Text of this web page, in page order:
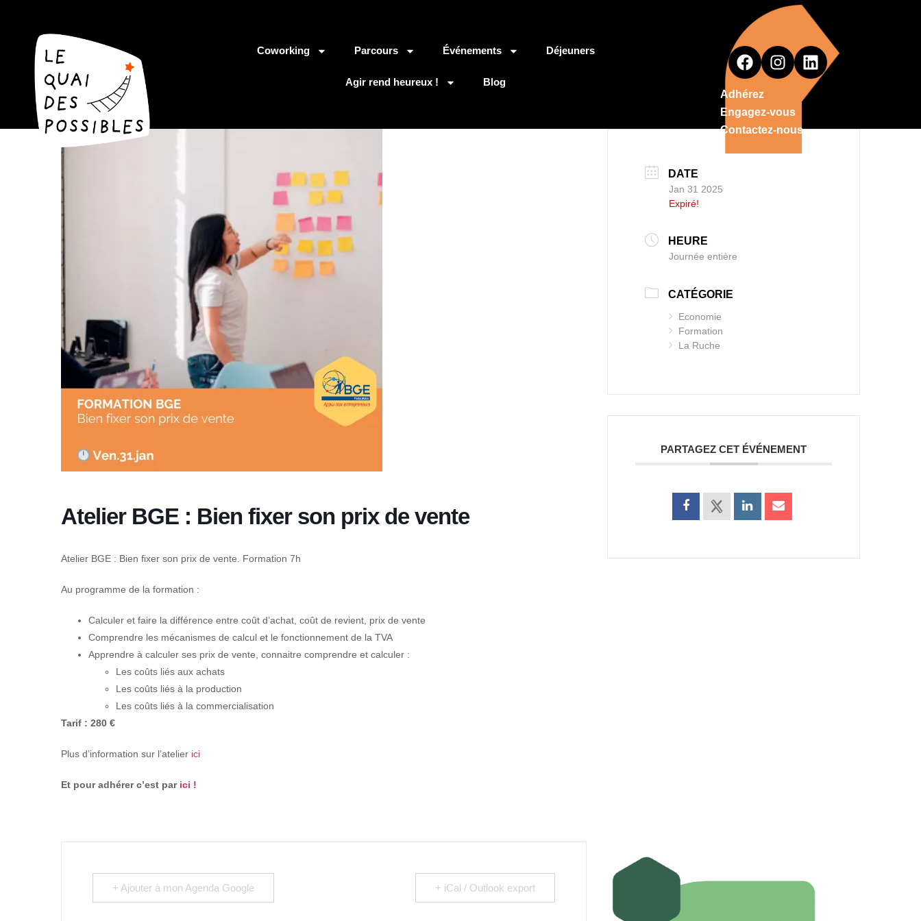
Coworking Parcours Événements Déjeuners
Agir rend heureux !
Blog
Adhérez
Engagez-vous
Contactez-nous
Atelier BGE : Bien fixer son prix de vente
Atelier BGE : Bien fixer son prix de vente. Formation 7h
Au programme de la formation :
Calculer et faire la différence entre coût d’achat, coût de revient, prix de vente
Comprendre les mécanismes de calcul et le fonctionnement de la TVA
Apprendre à calculer ses prix de vente, connaitre comprendre et calculer :
Les coûts liés aux achats
Les coûts liés à la production
Les coûts liés à la commercialisation
Tarif : 280 €
Plus d’information sur l’atelier ici
Et pour adhérer c’est par ici !
+ Ajouter à mon Agenda Google + iCal / Outlook export
DATE
Jan 31 2025
Expiré!
HEURE
Journée entière
CATÉGORIE
Economie
Formation
La Ruche
PARTAGEZ CET ÉVÉNEMENT